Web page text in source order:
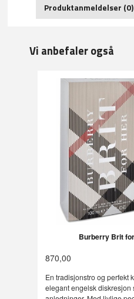
Produktanmeldelser (0)
Vi anbefaler også
Burberry Brit
870,00
En tradisjonstro og perfekt
elegant engelsk diskresjon